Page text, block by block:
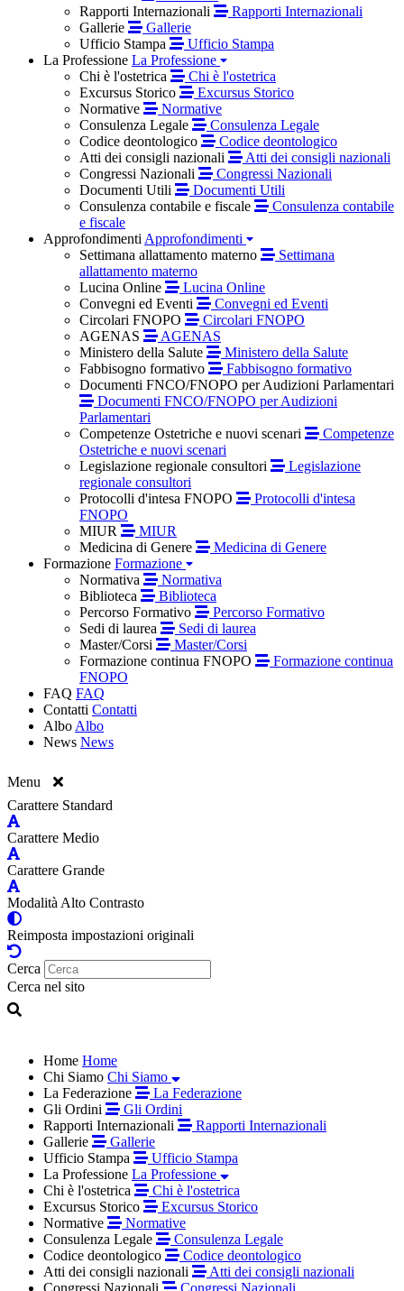
Rapporti Internazionali
Rapporti Internazionali
Gallerie
Gallerie
Ufficio Stampa
Ufficio Stampa
La Professione La Professione
Chi è l'ostetrica
Chi è l'ostetrica
Excursus Storico
Excursus Storico
Normative
Normative
Consulenza Legale
Consulenza Legale
Codice deontologico
Codice deontologico
Atti dei consigli nazionali
Atti dei consigli nazionali
Congressi Nazionali
Congressi Nazionali
Documenti Utili
Documenti Utili
Consulenza contabile e fiscale
Consulenza contabile
e fiscale
Approfondimenti Approfondimenti
Settimana allattamento materno
Settimana
allattamento materno
Lucina Online
Lucina Online
Convegni ed Eventi
Convegni ed Eventi
Circolari FNOPO
Circolari FNOPO
AGENAS
AGENAS
Ministero della Salute
Ministero della Salute
Fabbisogno formativo
Fabbisogno formativo
Documenti FNCO/FNOPO per Audizioni Parlamentari
Documenti FNCO/FNOPO per Audizioni
Parlamentari
Competenze Ostetriche e nuovi scenari
Competenze
Ostetriche e nuovi scenari
Legislazione regionale consultori
Legislazione
regionale consultori
Protocolli d'intesa FNOPO
Protocolli d'intesa
FNOPO
MIUR
MIUR
Medicina di Genere
Medicina di Genere
Formazione Formazione
Normativa
Normativa
Biblioteca
Biblioteca
Percorso Formativo
Percorso Formativo
Sedi di laurea
Sedi di laurea
Master/Corsi
Master/Corsi
Formazione continua FNOPO
Formazione continua
FNOPO
FAQ FAQ
Contatti Contatti
Albo Albo
News News
Menu
Carattere Standard
Carattere Medio
Carattere Grande
Modalità Alto Contrasto
Reimposta impostazioni originali
Cerca
Cerca nel sito
Home Home
Chi Siamo Chi Siamo
La Federazione
La Federazione
Gli Ordini
Gli Ordini
Rapporti Internazionali
Rapporti Internazionali
Gallerie
Gallerie
Ufficio Stampa
Ufficio Stampa
La Professione La Professione
Chi è l'ostetrica
Chi è l'ostetrica
Excursus Storico
Excursus Storico
Normative
Normative
Consulenza Legale
Consulenza Legale
Codice deontologico
Codice deontologico
Atti dei consigli nazionali
Atti dei consigli nazionali
Congressi Nazionali
Congressi Nazionali